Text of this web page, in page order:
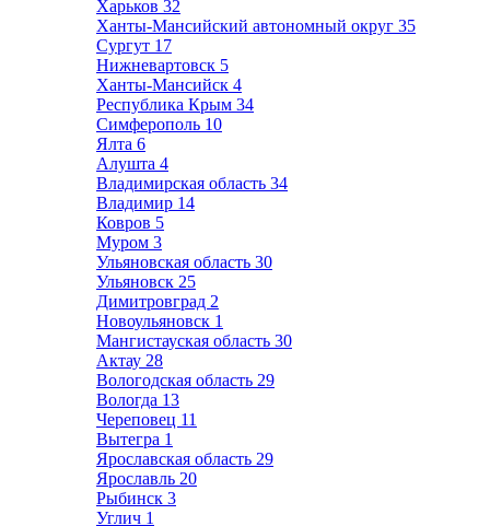
Харьков 32
Ханты-Мансийский автономный округ 35
Сургут 17
Нижневартовск 5
Ханты-Мансийск 4
Республика Крым 34
Симферополь 10
Ялта 6
Алушта 4
Владимирская область 34
Владимир 14
Ковров 5
Муром 3
Ульяновская область 30
Ульяновск 25
Димитровград 2
Новоульяновск 1
Мангистауская область 30
Актау 28
Вологодская область 29
Вологда 13
Череповец 11
Вытегра 1
Ярославская область 29
Ярославль 20
Рыбинск 3
Углич 1